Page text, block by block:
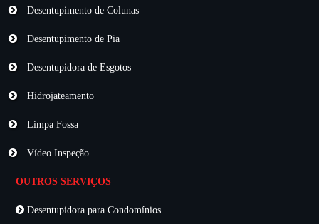
Desentupimento de Colunas
Desentupimento de Pia
Desentupidora de Esgotos
Hidrojateamento
Limpa Fossa
Vídeo Inspeção
OUTROS SERVIÇOS
Desentupidora para Condomínios